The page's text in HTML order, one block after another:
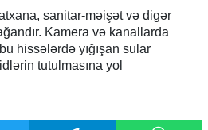
sanitar-məişət və digər
Kamera və kanallarda
hissələrdə yığışan sular
tutulmasına yol